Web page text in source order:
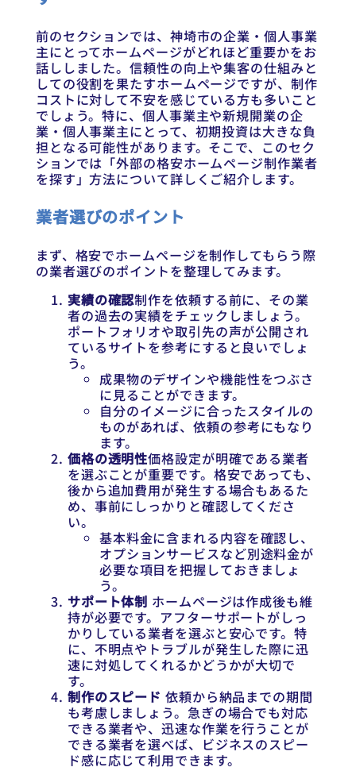
前のセクションでは、神埼市の企業・個人事業
主にとってホームページがどれほど重要かをお
話ししました。信頼性の向上や集客の仕組みと
しての役割を果たすホームページですが、制作
コストに対して不安を感じている方も多いこと
でしょう。特に、個人事業主や新規開業の企
業・個人事業主にとって、初期投資は大きな負
担となる可能性があります。そこで、このセク
ションでは「外部の格安ホームページ制作業者
を探す」方法について詳しくご紹介します。
業者選びのポイント
まず、格安でホームページを制作してもらう際
の業者選びのポイントを整理してみます。
実績の確認制作を依頼する前に、その業
者の過去の実績をチェックしましょう。
ポートフォリオや取引先の声が公開され
ているサイトを参考にすると良いでしょ
う。
成果物のデザインや機能性をつぶさ
に見ることができます。
自分のイメージに合ったスタイルの
ものがあれば、依頼の参考にもなり
ます。
価格の透明性価格設定が明確である業者
を選ぶことが重要です。格安であっても、
後から追加費用が発生する場合もあるた
め、事前にしっかりと確認してくださ
い。
基本料金に含まれる内容を確認し、
オプションサービスなど別途料金が
必要な項目を把握しておきましょ
う。
サポート体制 ホームページは作成後も維
持が必要です。アフターサポートがしっ
かりしている業者を選ぶと安心です。特
に、不明点やトラブルが発生した際に迅
速に対処してくれるかどうかが大切で
す。
制作のスピード 依頼から納品までの期間
も考慮しましょう。急ぎの場合でも対応
できる業者や、迅速な作業を行うことが
できる業者を選べば、ビジネスのスピー
ド感に応じて利用できます。